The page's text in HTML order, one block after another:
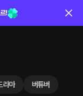
!
라마 버튜버